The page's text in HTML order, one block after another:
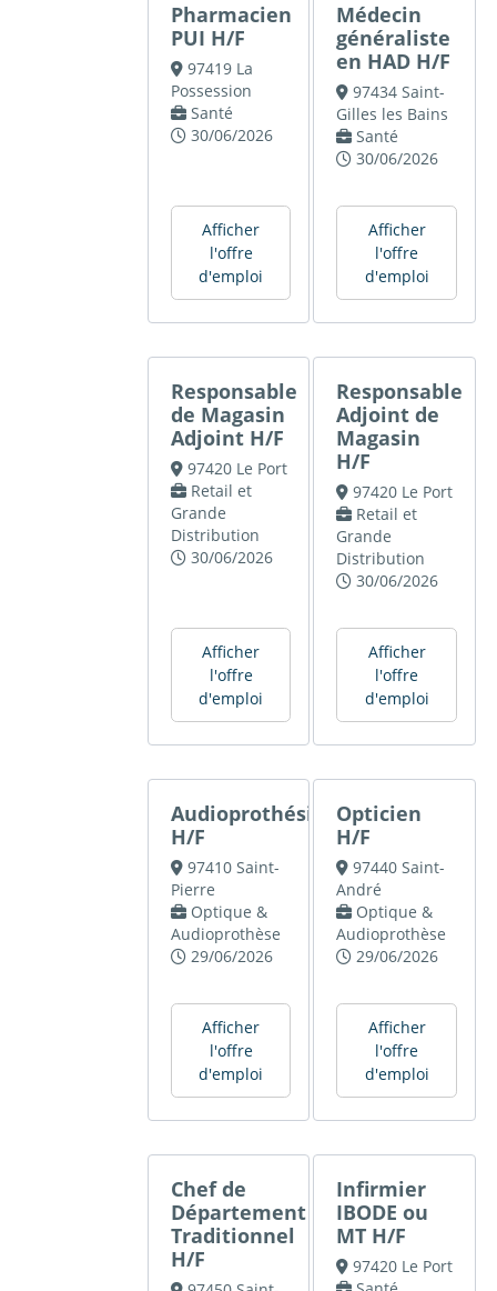
Pharmacien
PUI H/F
97419 La
Possession
Santé
30/06/2026
Afficher
l'offre
d'emploi
Médecin
généraliste
en HAD H/F
97434 Saint-
Gilles les Bains
Santé
30/06/2026
Afficher
l'offre
d'emploi
Responsable
de Magasin
Adjoint H/F
97420 Le Port
Retail et
Grande
Distribution
30/06/2026
Afficher
l'offre
d'emploi
Responsable
Adjoint de
Magasin
H/F
97420 Le Port
Retail et
Grande
Distribution
30/06/2026
Afficher
l'offre
d'emploi
Audioprothésiste
H/F
97410 Saint-
Pierre
Optique &
Audioprothèse
29/06/2026
Afficher
l'offre
d'emploi
Opticien
H/F
97440 Saint-
André
Optique &
Audioprothèse
29/06/2026
Afficher
l'offre
d'emploi
Chef de
Département
Traditionnel
H/F
Infirmier
IBODE ou
MT H/F
97420 Le Port